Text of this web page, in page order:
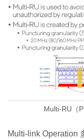
Multi-RU（
Multi-link Operation